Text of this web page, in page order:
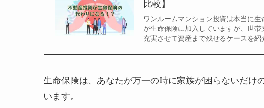
比較】
ワンルームマンション投資は本当に
が生命保険に加入していますが、世
充実させて資産まで残せるケースを紹
生命保険は、あなたが万一の時に家族が困らないだけ
います。